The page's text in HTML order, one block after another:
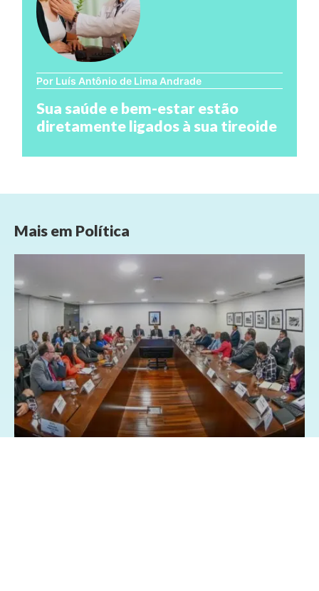
Por Luís Antônio de Lima Andrade
Sua saúde e bem-estar estão
diretamente ligados à sua tireoide
Mais em Política